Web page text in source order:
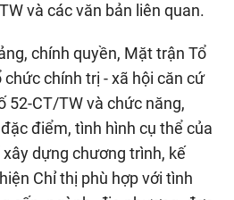
và các văn bản liên quan.
chính quyền, Mặt trận Tổ
chính trị - xã hội căn cứ
52-CT/TW và chức năng,
điểm, tình hình cụ thể của
dựng chương trình, kế
Chỉ thị phù hợp với tình